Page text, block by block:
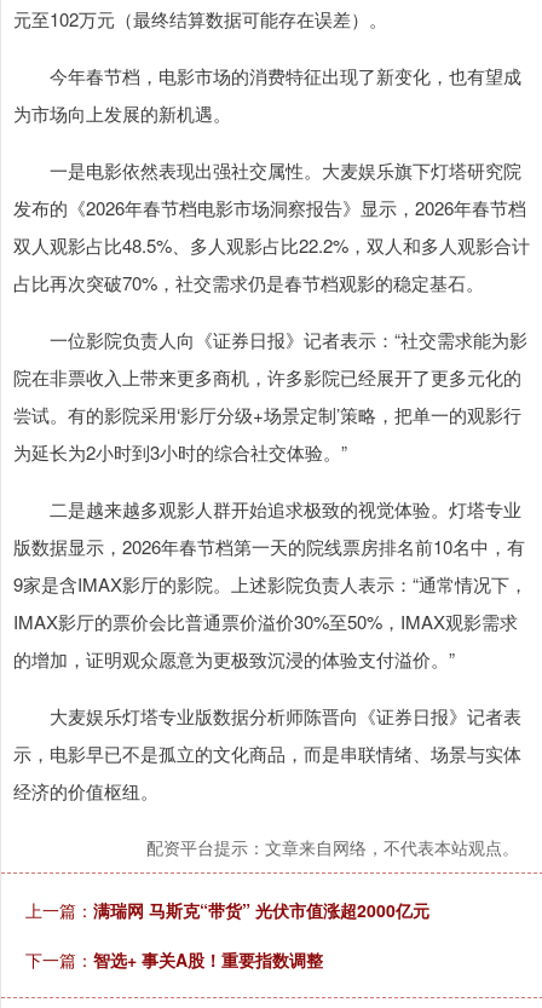
元至102万元（最终结算数据可能存在误差）。
今年春节档，电影市场的消费特征出现了新变化，也有望成
为市场向上发展的新机遇。
一是电影依然表现出强社交属性。大麦娱乐旗下灯塔研究院
发布的《2026年春节档电影市场洞察报告》显示，2026年春节档
双人观影占比48.5%、多人观影占比22.2%，双人和多人观影合计
占比再次突破70%，社交需求仍是春节档观影的稳定基石。
一位影院负责人向《证券日报》记者表示：“社交需求能为影
院在非票收入上带来更多商机，许多影院已经展开了更多元化的
尝试。有的影院采用‘影厅分级+场景定制’策略，把单一的观影行
为延长为2小时到3小时的综合社交体验。”
二是越来越多观影人群开始追求极致的视觉体验。灯塔专业
版数据显示，2026年春节档第一天的院线票房排名前10名中，有
9家是含IMAX影厅的影院。上述影院负责人表示：“通常情况下，
IMAX影厅的票价会比普通票价溢价30%至50%，IMAX观影需求
的增加，证明观众愿意为更极致沉浸的体验支付溢价。”
大麦娱乐灯塔专业版数据分析师陈晋向《证券日报》记者表
示，电影早已不是孤立的文化商品，而是串联情绪、场景与实体
经济的价值枢纽。
配资平台提示：文章来自网络，不代表本站观点。
上一篇： 满瑞网 马斯克“带货” 光伏市值涨超2000亿元
下一篇： 智选+ 事关A股！重要指数调整